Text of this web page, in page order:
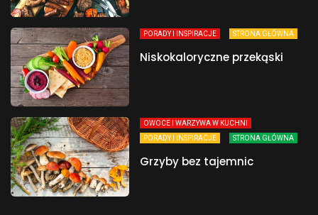
PORADY I INSPIRACJE STRONA GŁÓWNA
Niskokaloryczne przekąski
OWOCE I WARZYWA W KUCHNI
PORADY I INSPIRACJE
STRONA GŁÓWNA
Grzyby bez tajemnic